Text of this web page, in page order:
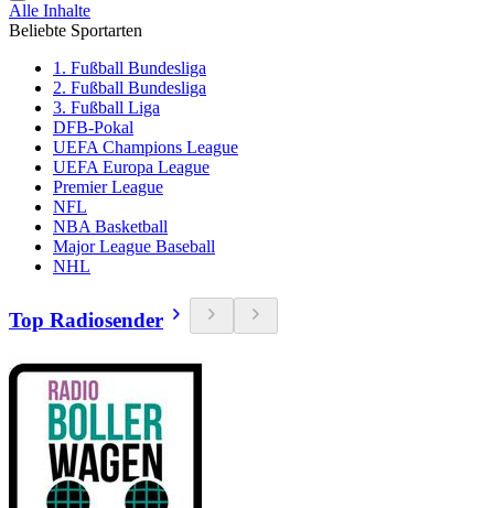
Alle Inhalte
Beliebte Sportarten
1. Fußball Bundesliga
2. Fußball Bundesliga
3. Fußball Liga
DFB-Pokal
UEFA Champions League
UEFA Europa League
Premier League
NFL
NBA Basketball
Major League Baseball
NHL
Top Radiosender